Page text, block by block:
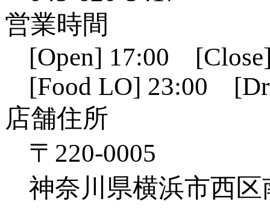
営業時間
[Open] 17:00
[Food LO] 23:00
店舗住所
〒220-0005
神奈川県横浜市西区